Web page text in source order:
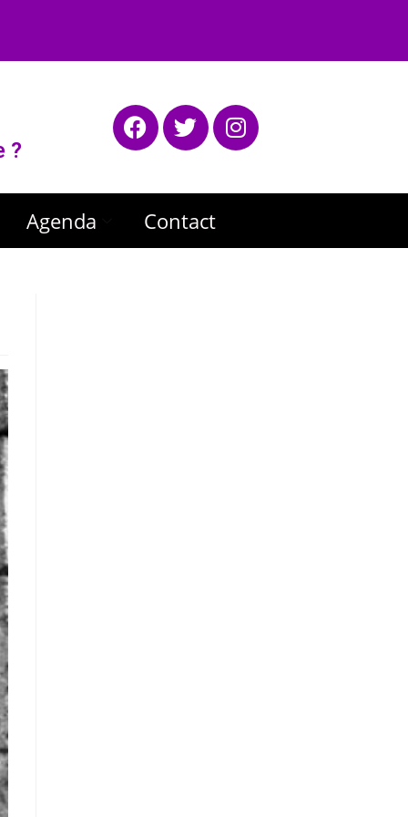
?
Agenda Contact